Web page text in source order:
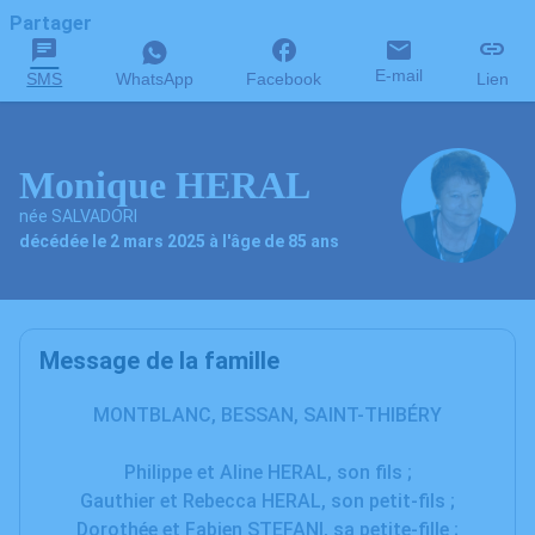
Partager
SMS WhatsApp Facebook E-mail Lien
Monique HERAL
née SALVADORI
décédée le 2 mars 2025 à l'âge de 85 ans
Message de la famille
MONTBLANC, BESSAN, SAINT-THIBÉRY
Philippe et Aline HERAL, son fils ;
Gauthier et Rebecca HERAL, son petit-fils ;
Dorothée et Fabien STEFANI, sa petite-fille ;